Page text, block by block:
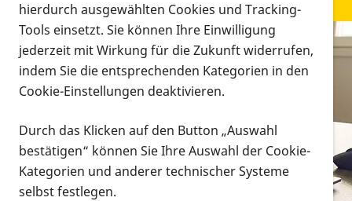
Infomaterial
Infomaterial
Vorlesen
Alle Infomaterialien in verschiedenen
Formaten an einem Ort
hierdurch ausgewählten Cookies und Tracking-
Tools einsetzt. Sie können Ihre Einwilligung
jederzeit mit Wirkung für die Zukunft widerrufen,
indem Sie die entsprechenden Kategorien in den
Cookie-Einstellungen deaktivieren.
Durch das Klicken auf den Button „Auswahl
bestätigen“ können Sie Ihre Auswahl der Cookie-
Kategorien und anderer technischer Systeme
selbst festlegen.